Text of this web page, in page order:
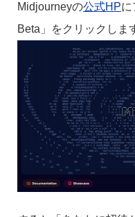
Midjourneyの公式HPに
Beta」をクリックしま